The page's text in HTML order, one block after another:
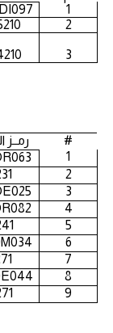
1
2
3
# رمــز
1
2
3
4
5
6
7
8
9